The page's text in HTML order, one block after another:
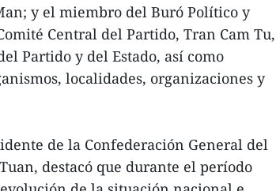
y el miembro del Buró Político y
Central del Partido, Tran Cam Tu,
Partido y del Estado, así como
localidades, organizaciones y
de la Confederación General del
destacó que durante el período